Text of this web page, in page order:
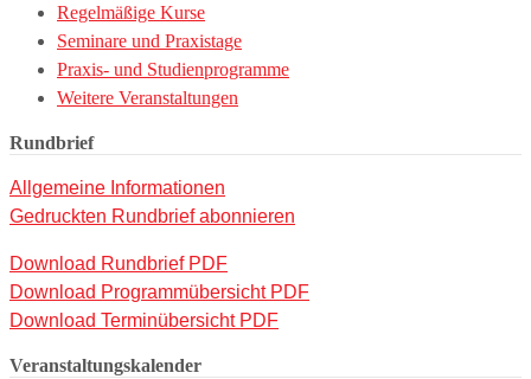
Regelmäßige Kurse
Seminare und Praxistage
Praxis- und Studienprogramme
Weitere Veranstaltungen
Rundbrief
Allgemeine Informationen
Gedruckten Rundbrief abonnieren
Download Rundbrief PDF
Download Programmübersicht PDF
Download Terminübersicht PDF
Veranstaltungskalender